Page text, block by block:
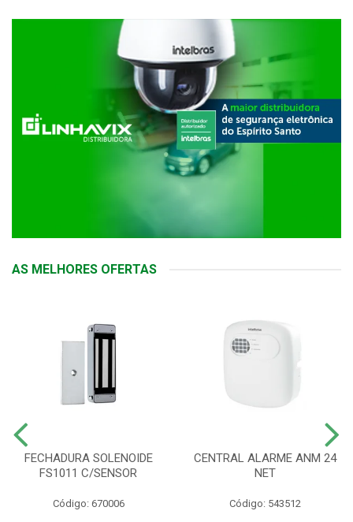
AS MELHORES OFERTAS
FECHADURA SOLENOIDE
FS1011 C/SENSOR
Código: 670006
CENTRAL ALARME ANM 24
NET
Código: 543512